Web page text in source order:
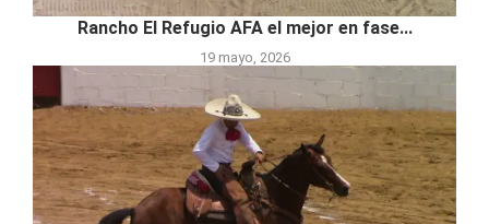
Rancho El Refugio AFA el mejor en fase...
19 mayo, 2026